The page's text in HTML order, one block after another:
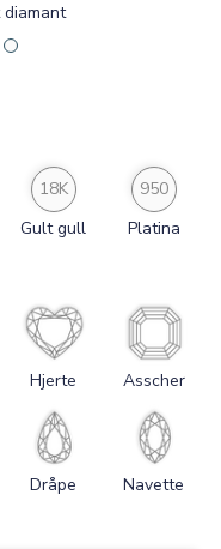
18K
Gult gull
950
Platina
Hjerte Asscher
Dråpe Navette